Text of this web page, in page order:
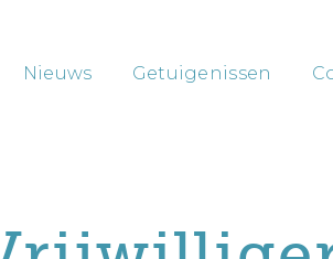
Nieuws Getuigenissen